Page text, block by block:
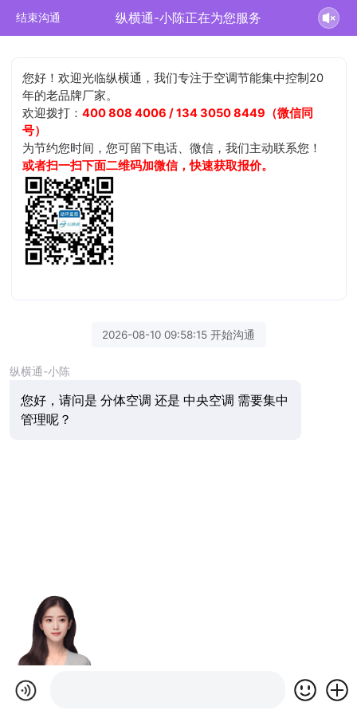
结束沟通 纵横通-小陈正在为您服务
您好！欢迎光临纵横通，我们专注于空调节能集中控制20
年的老品牌厂家。
欢迎拨打：400 808 4006 / 134 3050 8449（微信同
号）
为节约您时间，您可留下电话、微信，我们主动联系您！
或者扫一扫下面二维码加微信，快速获取报价。
2026-08-10 09:58:15 开始沟通
纵横通-小陈
您好，请问是 分体空调 还是 中央空调 需要集中
管理呢？